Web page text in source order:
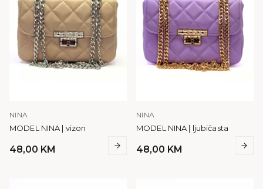
NINA
MODEL NINA | vizon
48,00 KM
NINA
MODEL NINA | ljubičasta
48,00 KM